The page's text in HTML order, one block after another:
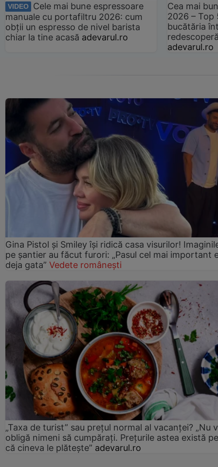
VIDEO
Cele mai bune espressoare
manuale cu portafiltru 2026: cum
obții un espresso de nivel barista
chiar la tine acasă adevarul.ro
Cea mai
2026 –
bucătăria
adevarul.ro
Gina Pistol și Smiley își ridică casa visurilor!
pe șantier au făcut furori: „Pasul cel mai important
deja gata” Vedete românești
„Taxa de turist” sau prețul normal al vacanței? „Nu
obligă nimeni să cumpărați. Prețurile astea există
că cineva le plătește” adevarul.ro